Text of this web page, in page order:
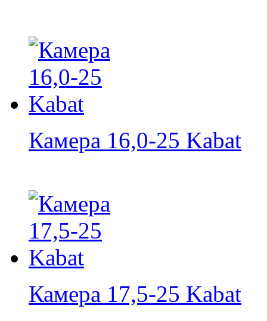
Камера 16,0-25 Kabat
Камера 17,5-25 Kabat